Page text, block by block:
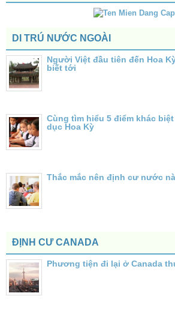
DI TRÚ NƯỚC NGOÀI
Người Việt đầu tiên đến Hoa
biết tới
Cùng tìm hiểu 5 điểm khác
dục Hoa Kỳ
Thắc mắc nên định cư nước
ĐỊNH CƯ CANADA
Phương tiện đi lại ở Canada